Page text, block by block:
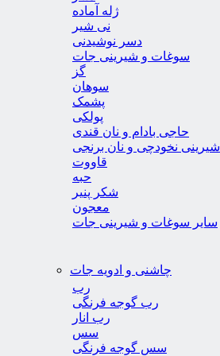
ژله آماده
نی شیر
دسر نوشیدنی
سوغات و شیرینی جات
گز
سوهان
پشمک
پولکی
حاجی بادام و نان قندی
شیرینی نخودچی و نان برنجی
قاووت
حبه
شکر پنیر
معجون
سایر سوغات و شیرینی جات
چاشنی و ادویه جات
رب
رب گوجه فرنگی
رب انار
سس
سس گوجه فرنگی